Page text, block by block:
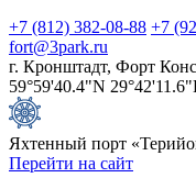
+7 (812) 382-08-88 +7
fort@3park.ru
г. Кронштадт, Форт
59°59'40.4"N
Яхтенный порт
Перейти на сайт